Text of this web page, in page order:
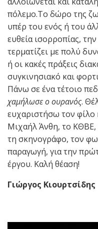
πόλεμο.Το δώρο της
υπέρ του ενός ή του
ευθεία ισορροπίας,
τερματίζει με πολύ
ή οι κακές πράξεις
συγκινησιακό και
Πάνω σε ένα τέτοιο
χαμήλωσε ο ουρανός.
ευχαριστήσω τον φίλο
Μιχαήλ Άνθη, το ΚΘΒΕ,
τη σκηνογράφο, τον
παραγωγή, για την
έργου. Καλή θέαση!
Γιώργος Κιουρτσίδης